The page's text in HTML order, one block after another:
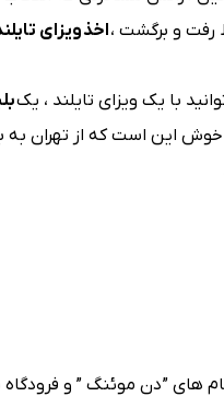
اخذ ویزای
با یک ویزای تایلند ، یک
خوش این است که از تهران
های ” دن موئنگ ” و فرودگاه